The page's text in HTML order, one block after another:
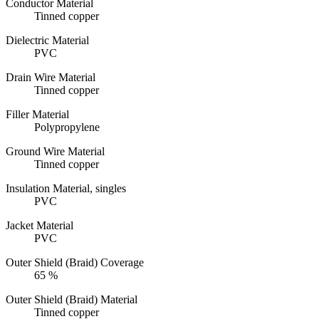
Conductor Material
Tinned copper
Dielectric Material
PVC
Drain Wire Material
Tinned copper
Filler Material
Polypropylene
Ground Wire Material
Tinned copper
Insulation Material, singles
PVC
Jacket Material
PVC
Outer Shield (Braid) Coverage
65 %
Outer Shield (Braid) Material
Tinned copper